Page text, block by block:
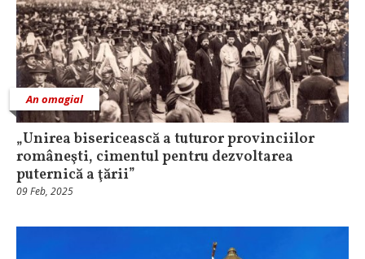
An omagial
„Unirea bisericească a tuturor provinciilor
româneşti, cimentul pentru dezvoltarea
puternică a ţării”
09 Feb, 2025